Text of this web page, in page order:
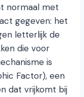
normaal met
gegeven: het
letterlijk de
die voor
is
Factor), een
dat vrijkomt bij